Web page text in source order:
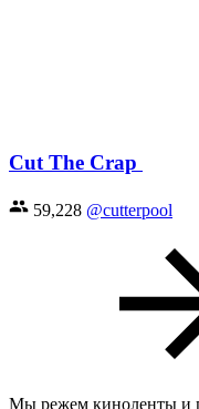
Cut The Crap
59,228 @cutterpool
Мы режем киноленты и